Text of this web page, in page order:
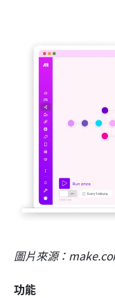
圖片來源：
功能